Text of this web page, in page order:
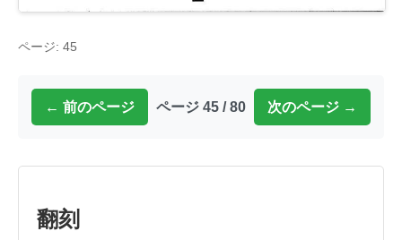
ページ: 45
← 前のページ ページ 45 / 80 次のページ →
翻刻